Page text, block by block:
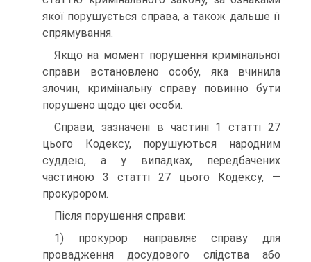
якої порушується справа, а також дальше її
спрямування.
Якщо на момент порушення кримінальної
справи встановлено особу, яка вчинила
злочин, кримінальну справу повинно бути
порушено щодо цієї особи.
Справи, зазначені в частині 1 статті 27
цього Кодексу, порушуються народним
суддею, а у випадках, передбачених
частиною 3 статті 27 цього Кодексу, —
прокурором.
Після порушення справи:
1) прокурор направляє справу для
провадження досудового слідства або